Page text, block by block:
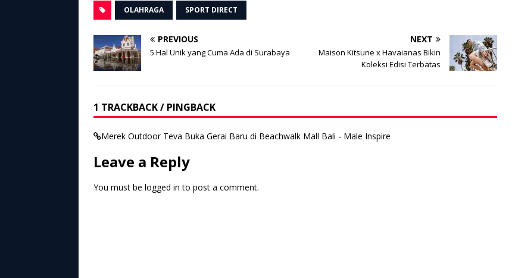
OLAHRAGA SPORT DIRECT
PREVIOUS
5 Hal Unik yang Cuma Ada di Surabaya
NEXT
Maison Kitsune x Havaianas Bikin
Koleksi Edisi Terbatas
1 TRACKBACK / PINGBACK
Merek Outdoor Teva Buka Gerai Baru di Beachwalk Mall Bali - Male Inspire
Leave a Reply
You must be logged in to post a comment.